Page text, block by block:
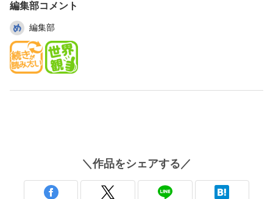
編集部コメント
編集部
＼作品をシェアする／